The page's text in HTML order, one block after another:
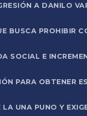
A DANILO
BUSCA PROHIBIR
SOCIAL E
PARA OBTENER
UNA PUNO Y